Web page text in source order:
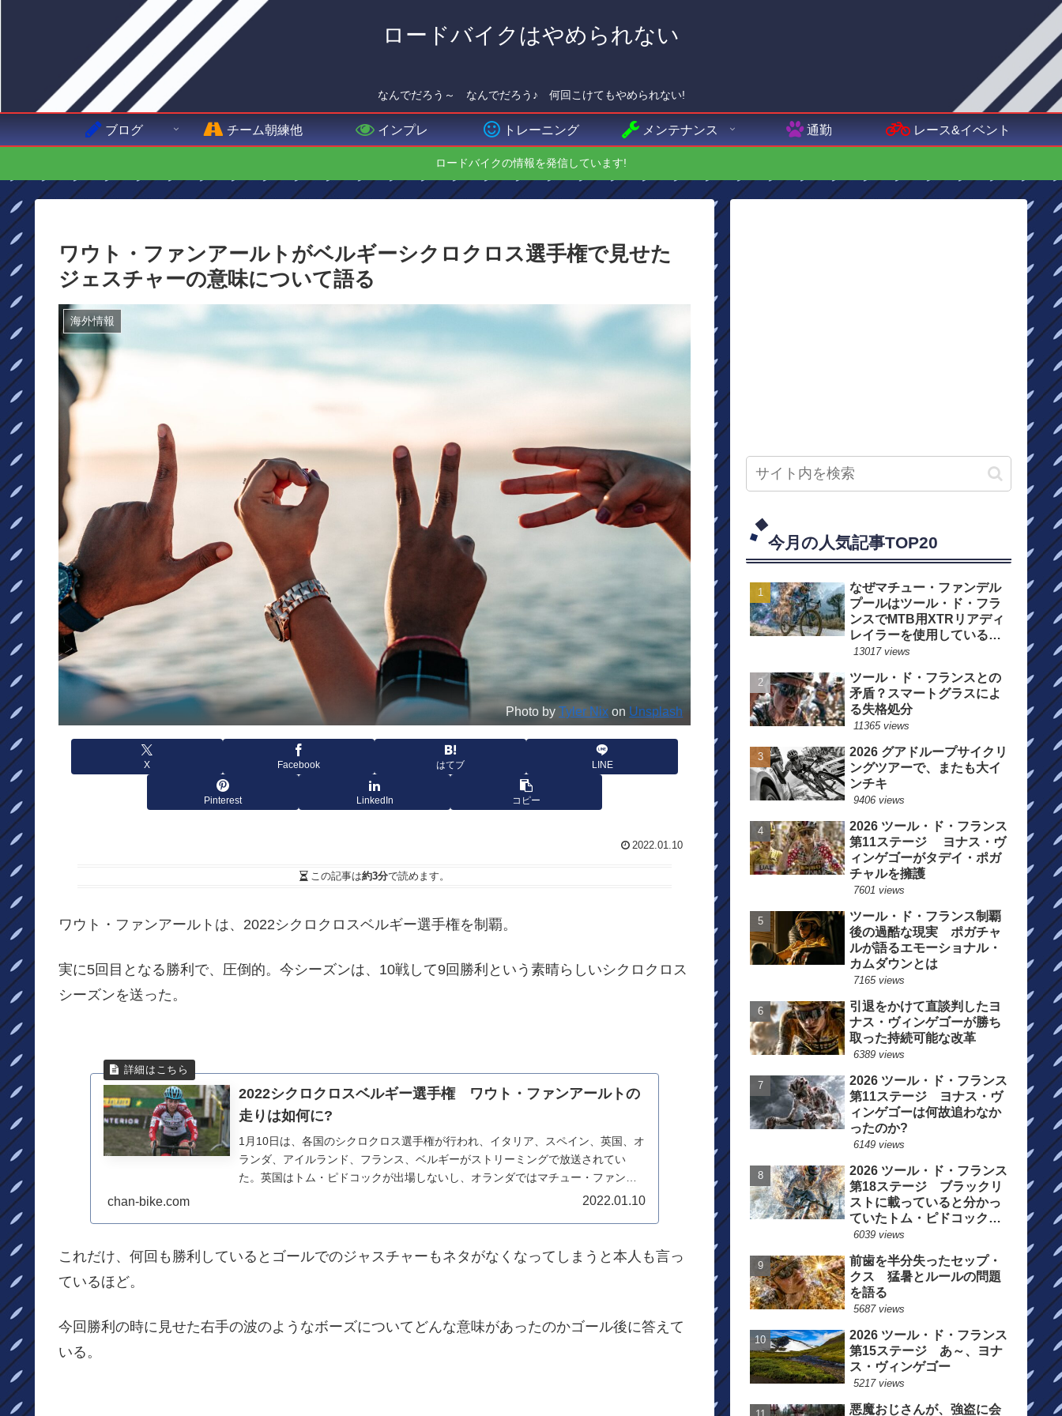
ロードバイクはやめられない
なんでだろう～ なんでだろう♪ 何回こけてもやめられない!
ブログ チーム朝練他 インプレ トレーニング メンテナンス 通勤 レース&イベント
ロードバイクの情報を発信しています!
ワウト・ファンアールトがベルギーシクロクロス選手権で見せた
ジェスチャーの意味について語る
海外情報
Photo byTyler Nix on Unsplash
X Facebook はてブ LINE
Pinterest LinkedIn コピー
2022.01.10
この記事は約3分で読めます。
ワウト・ファンアールトは、2022シクロクロスベルギー選手権を制覇。
実に5回目となる勝利で、圧倒的。今シーズンは、10戦して9回勝利という素晴らしいシクロクロス
シーズンを送った。
2022シクロクロスベルギー選手権 ワウト・ファンアールトの
走りは如何に?
1月10日は、各国のシクロクロス選手権が行われ、イタリア、スペイン、英国、オ
ランダ、アイルランド、フランス、ベルギーがストリーミングで放送されてい
た。英国はトム・ピドコックが出場しないし、オランダではマチュー・ファンデ
chan-bike.com 2022.01.10
これだけ、何回も勝利しているとゴールでのジャスチャーもネタがなくなってしまうと本人も言っ
ているほど。
今回勝利の時に見せた右手の波のようなボーズについてどんな意味があったのかゴール後に答えて
いる。
今月の人気記事TOP20
なぜマチュー・ファンデル
プールはツール・ド・フラ
ンスでMTB用XTRリアディ
レイラーを使用しているの
か？
13017 views
ツール・ド・フランスとの
矛盾？スマートグラスによ
る失格処分
11365 views
2026 グアドループサイクリ
ングツアーで、またも大イ
ンチキ
9406 views
2026 ツール・ド・フランス
第11ステージ ヨナス・ヴ
ィンゲゴーがタデイ・ポガ
チャルを擁護
7601 views
ツール・ド・フランス制覇
後の過酷な現実 ポガチャ
ルが語るエモーショナル・
カムダウンとは
7165 views
引退をかけて直談判したヨ
ナス・ヴィンゲゴーが勝ち
取った持続可能な改革
6389 views
2026 ツール・ド・フランス
第11ステージ ヨナス・ヴ
ィンゲゴーは何故追わなか
ったのか?
6149 views
2026 ツール・ド・フランス
第18ステージ ブラックリ
ストに載っていると分かっ
ていたトム・ピドコックは
総合順位死守に
6039 views
前歯を半分失ったセップ・
クス 猛暑とルールの問題
を語る
5687 views
2026 ツール・ド・フランス
第15ステージ あ～、ヨナ
ス・ヴィンゲゴー
5217 views
悪魔おじさんが、強盗に会